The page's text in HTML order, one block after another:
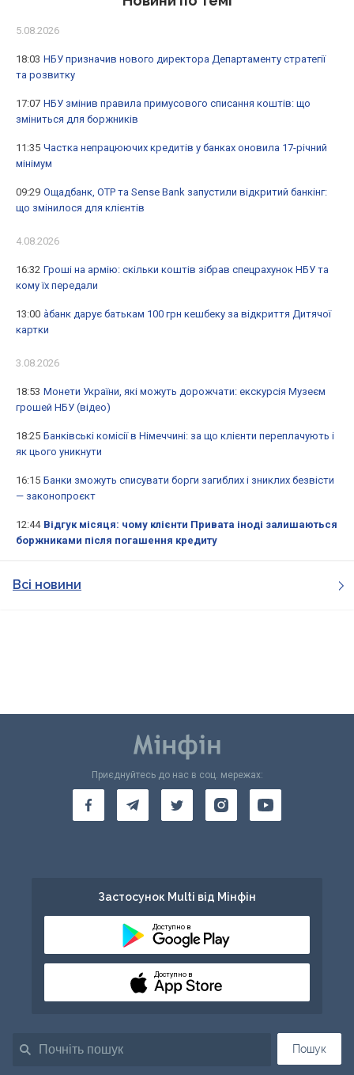
5.08.2026
18:03 НБУ призначив нового директора Департаменту стратегії
та розвитку
17:07 НБУ змінив правила примусового списання коштів: що
зміниться для боржників
11:35 Частка непрацюючих кредитів у банках оновила 17-річний
мінімум
09:29 Ощадбанк, OTP та Sense Bank запустили відкритий банкінг:
що змінилося для клієнтів
4.08.2026
16:32 Гроші на армію: скільки коштів зібрав спецрахунок НБУ та
кому їх передали
13:00 àбанк дарує батькам 100 грн кешбеку за відкриття Дитячої
картки
3.08.2026
18:53 Монети України, які можуть дорожчати: екскурсія Музеєм
грошей НБУ (відео)
18:25 Банківські комісії в Німеччині: за що клієнти переплачують і
як цього уникнути
16:15 Банки зможуть списувати борги загиблих і зниклих безвісти
— законопроєкт
12:44 Відгук місяця: чому клієнти Привата іноді залишаються
боржниками після погашення кредиту
Всі новини
Пошук
Приєднуйтесь до нас в соц. мережах:
Застосунок Multi від Мінфін
Доступно в
Доступно в